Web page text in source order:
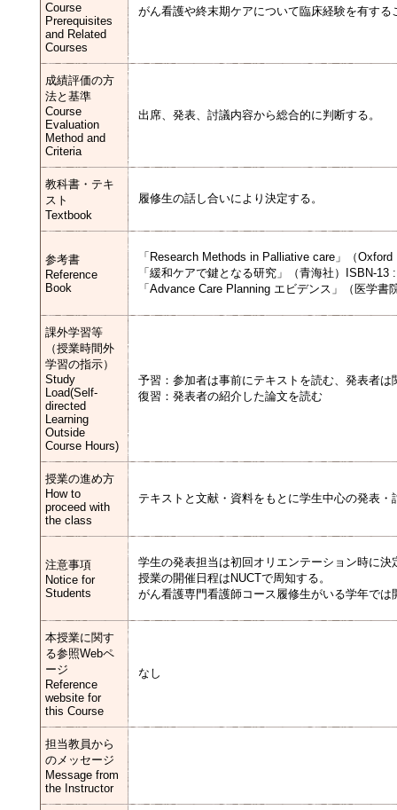
Course
Prerequisites
and Related
Courses
がん看護や終末期ケアについて臨床経験を有する
成績評価の方
法と基準
Course
Evaluation
Method and
Criteria
出席、発表、討議内容から総合的に判断する。
教科書・テキ
スト
Textbook
履修生の話し合いにより決定する。
参考書
Reference
Book
「Research Methods in Palliative care」（
「緩和ケアで鍵となる研究」（青海社）ISBN-13
「Advance Care Planning エビデンス」（医学書
課外学習等
（授業時間外
学習の指示）
Study
Load(Self-
directed
Learning
Outside
Course Hours)
予習：参加者は事前にテキストを読む、発表者
復習：発表者の紹介した論文を読む
授業の進め方
How to
proceed with
the class
テキストと文献・資料をもとに学生中心の発表・
注意事項
Notice for
Students
学生の発表担当は初回オリエンテーション時に決
授業の開催日程はNUCTで周知する。
がん看護専門看護師コース履修生がいる学年では
本授業に関す
る参照Webペ
ージ
Reference
website for
this Course
なし
担当教員から
のメッセージ
Message from
the Instructor